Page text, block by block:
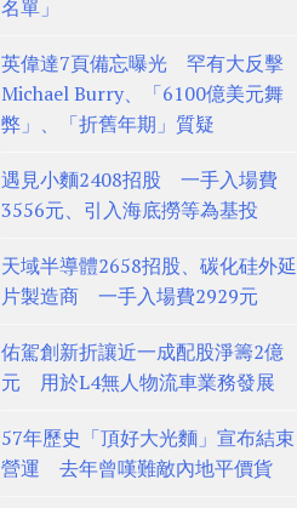
名單」
英偉達7頁備忘曝光 罕有大反擊
Michael Burry、「6100億美元舞
弊」、「折舊年期」質疑
遇見小麵2408招股 一手入場費
3556元、引入海底撈等為基投
天域半導體2658招股、碳化硅外延
片製造商 一手入場費2929元
佑駕創新折讓近一成配股淨籌2億
元 用於L4無人物流車業務發展
57年歷史「頂好大光麵」宣布結束
營運 去年曾嘆難敵內地平價貨